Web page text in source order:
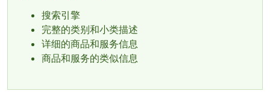
搜索引擎
完整的类别和小类描述
详细的商品和服务信息
商品和服务的类似信息